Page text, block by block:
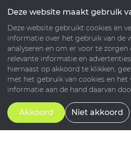
Deze website maakt gebruik
Deze website gebruikt cookies en
informatie over het gebruik van de
analyseren en om er voor te zorgen
relevante informatie en
hiernaast op akkoord te klikken,
met het gebruik van cookies en het
informatie aan de hand daarvan
Akkoord Niet akkoord